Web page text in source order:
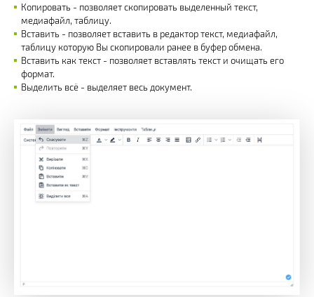
Копировать - позволяет скопировать выделенный текст,
медиафайл, таблицу.
Вставить - позволяет вставить в редактор текст, медиафайл,
таблицу которую Вы скопировали ранее в буфер обмена.
Вставить как текст - позволяет вставлять текст и очищать его
формат.
Выделить всё - выделяет весь документ.